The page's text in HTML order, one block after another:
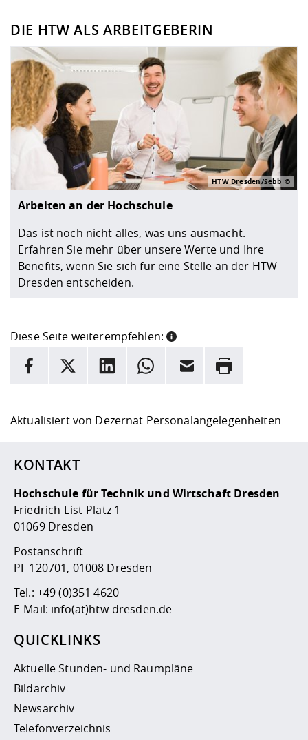
DIE HTW ALS ARBEITGEBERIN
Arbeiten an der Hochschule
Das ist noch nicht alles, was uns ausmacht.
Erfahren Sie mehr über unsere Werte und Ihre
Benefits, wenn Sie sich für eine Stelle an der HTW
Dresden entscheiden.
HTW Dresden/Sebb
Diese Seite weiterempfehlen:
INFORMATION
Hier stehen weitere Informationen und ein Link zur
Facebook
X LinkedInWhatsappE-Mail Drucken
Aktualisiert von Dezernat Personalangelegenheiten
KONTAKT
Hochschule für Technik und Wirtschaft Dresden
Friedrich-List-Platz 1
01069 Dresden
Postanschrift
PF 120701, 01008 Dresden
Tel.: +49 (0)351 4620
E-Mail: info(at)htw-dresden.de
QUICKLINKS
Aktuelle Stunden- und Raumpläne
Bildarchiv
Newsarchiv
Telefonverzeichnis